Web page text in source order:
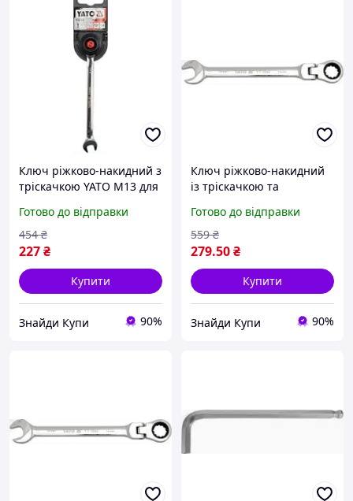
Ключ ріжково-накидний з
тріскачкою YATO М13 для
місцях 180 мм CrV сталь
Готово до відправки
227₴
454 ₴
Купити
Знайди Купи 90%
Ключ ріжково-накидний
із тріскачкою та
монтажу та ремонту у
важкодоступних місцях
Готово до відправки
279.50₴
559 ₴
Купити
Знайди Купи 90%